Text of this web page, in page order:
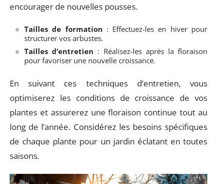
encourager de nouvelles pousses.
Tailles de formation : Effectuez-les en hiver pour
structurer vos arbustes.
Tailles d’entretien : Réalisez-les après la floraison
pour favoriser une nouvelle croissance.
En suivant ces techniques d’entretien, vous
optimiserez les conditions de croissance de vos
plantes et assurerez une floraison continue tout au
long de l’année. Considérez les besoins spécifiques
de chaque plante pour un jardin éclatant en toutes
saisons.